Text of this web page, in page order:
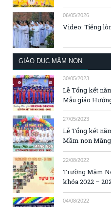
06/05/2026
Video: Tiếng
GIÁO DỤC MẦM NON
30/05/2023
Lễ Tổng kết
Mẫu giáo
27/05/2023
Lễ Tổng kết
Mầm non
22/08/2022
Trường Mầm
khóa 2022 –
04/08/2022